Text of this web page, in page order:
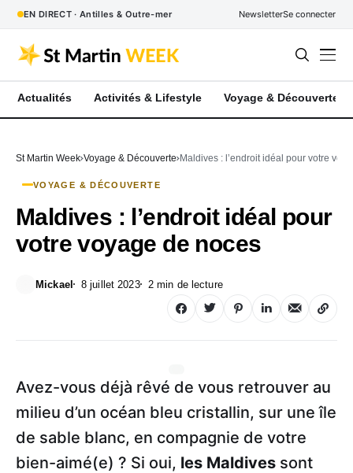
EN DIRECT · Antilles & Outre-mer NewsletterSe connecter
Actualités Activités & Lifestyle Voyage & Découverte
St Martin Week Voyage & Découverte Maldives : l’endroit idéal pour votre
VOYAGE & DÉCOUVERTE
Maldives : l’endroit idéal pour
votre voyage de noces
Mickael 8 juillet 2023 2 min de lecture
Avez-vous déjà rêvé de vous retrouver au
milieu d’un océan bleu cristallin, sur une île
de sable blanc, en compagnie de votre
bien-aimé(e) ? Si oui, les Maldives sont